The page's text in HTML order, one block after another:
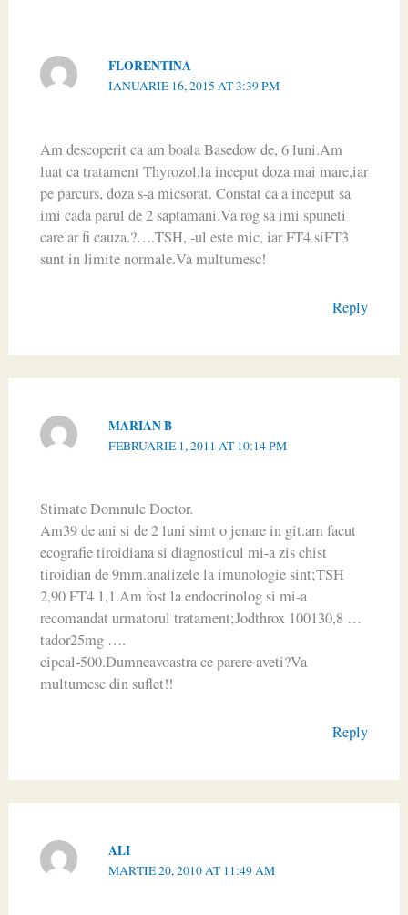
FLORENTINA
IANUARIE 16, 2015 AT 3:39 PM
Am descoperit ca am boala Basedow de, 6 luni.Am
luat ca tratament Thyrozol,la inceput doza mai mare,iar
pe parcurs, doza s-a micsorat. Constat ca a inceput sa
imi cada parul de 2 saptamani.Va rog sa imi spuneti
care ar fi cauza.?….TSH, -ul este mic, iar FT4 siFT3
sunt in limite normale.Va multumesc!
Reply
MARIAN B
FEBRUARIE 1, 2011 AT 10:14 PM
Stimate Domnule Doctor.
Am39 de ani si de 2 luni simt o jenare in git.am facut
ecografie tiroidiana si diagnosticul mi-a zis chist
tiroidian de 9mm.analizele la imunologie sint;TSH
2,90 FT4 1,1.Am fost la endocrinolog si mi-a
recomandat urmatorul tratament;Jodthrox 100130,8 …
tador25mg ….
cipcal-500.Dumneavoastra ce parere aveti?Va
multumesc din suflet!!
Reply
ALI
MARTIE 20, 2010 AT 11:49 AM